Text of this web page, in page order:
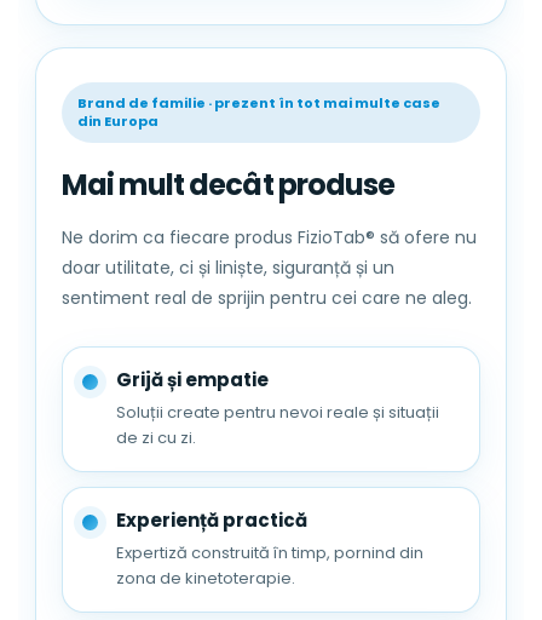
Brand de familie · prezent în tot mai multe case
din Europa
Mai mult decât produse
Ne dorim ca fiecare produs FizioTab® să ofere nu
doar utilitate, ci și liniște, siguranță și un
sentiment real de sprijin pentru cei care ne aleg.
Grijă și empatie
Soluții create pentru nevoi reale și situații
de zi cu zi.
Experiență practică
Expertiză construită în timp, pornind din
zona de kinetoterapie.